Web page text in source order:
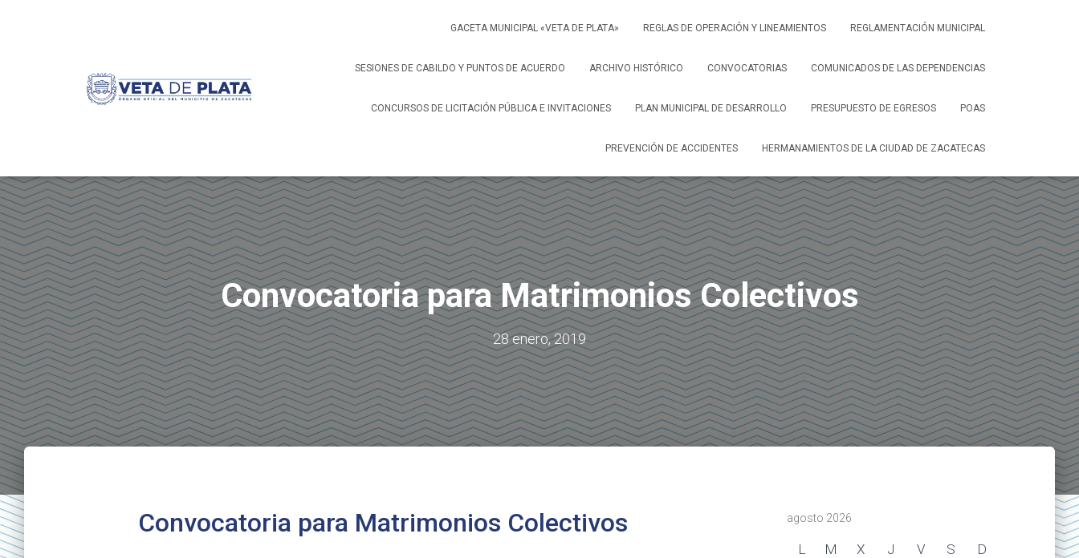
GACETA MUNICIPAL «VETA DE PLATA» REGLAS DE OPERACIÓN Y LINEAMIENTOS REGLAMENTACIÓN MUNICIPAL
SESIONES DE CABILDO Y PUNTOS DE ACUERDO ARCHIVO HISTÓRICO CONVOCATORIAS COMUNICADOS DE LAS DEPENDENCIAS
CONCURSOS DE LICITACIÓN PÚBLICA E INVITACIONES PLAN MUNICIPAL DE DESARROLLO PRESUPUESTO DE EGRESOS POAS
PREVENCIÓN DE ACCIDENTES HERMANAMIENTOS DE LA CIUDAD DE ZACATECAS
Convocatoria para Matrimonios Colectivos
28 enero, 2019
Convocatoria para Matrimonios Colectivos agosto 2026
L M X J V S D